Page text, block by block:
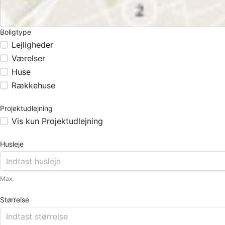
Boligtype
Lejligheder
Værelser
Huse
Rækkehuse
Projektudlejning
Vis kun Projektudlejning
Husleje
Max.
Størrelse